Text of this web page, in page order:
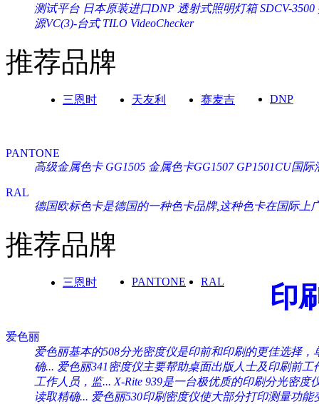
测试平台 日本原装进口DNP 透射式照明灯箱 SDCV-3500
源VC(3)-台式 TILO VideoChecker
推荐品牌
三恩时 天友利 赛麦吉 DNP
PANTONE
高级金属色卡 GG1505 金属色卡GG1507 GP1501CU国
RAL
德国欧标色卡是德国的一种色卡品牌,这种色卡在国际上
推荐品牌
三恩时 PANTONE RAL 印
爱色丽
爱色丽基本的508分光密度仪是印前和印刷的更佳选择，
确... 爱色丽341密度仪主要帮助桌面出版人士及印刷前工
工作人员，监... X-Rite 939是一台极优质的印刷分光密度
读取精确... 爱色丽530印刷密度仪使大部分打印测量功能